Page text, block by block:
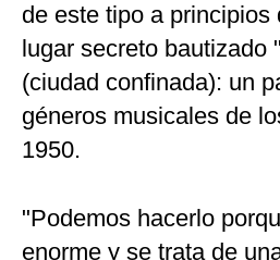
de este tipo a principios
lugar secreto bautizado
(ciudad confinada): un
géneros musicales de
1950.
"Podemos hacerlo
enorme y se trata de